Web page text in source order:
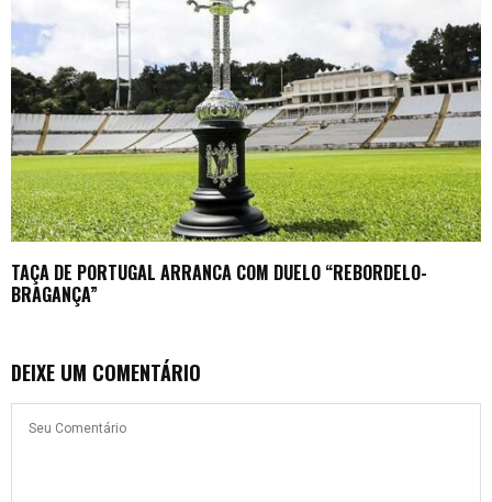
TAÇA DE PORTUGAL ARRANCA COM DUELO “REBORDELO-
BRAGANÇA”
DEIXE UM COMENTÁRIO